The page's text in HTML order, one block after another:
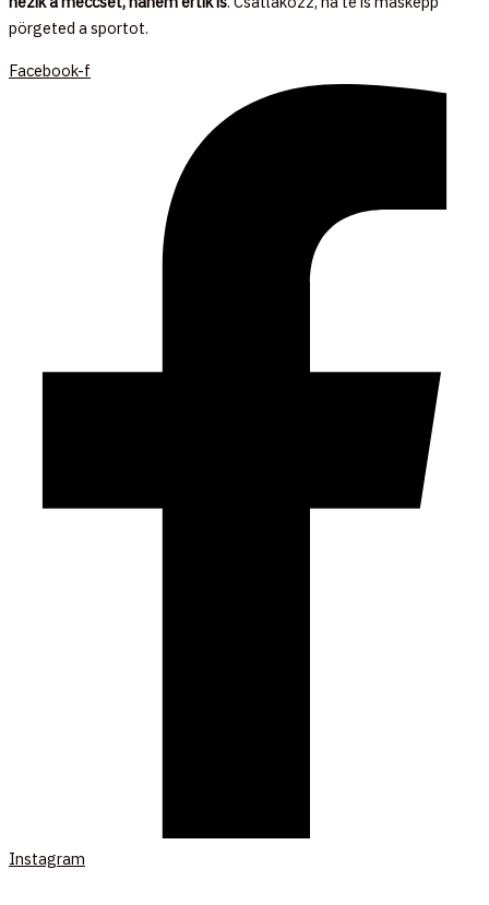
pörgeted a sportot.
Facebook-f
Instagram